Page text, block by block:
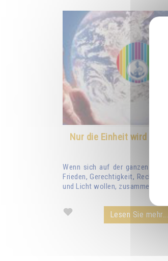
Nur die Einheit wird die
Wenn sich auf der ganzen Welt
Frieden, Gerechtigkeit,
und Licht wollen,
Lesen Sie mehr...